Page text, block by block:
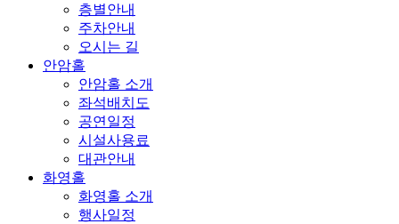
층별안내
주차안내
오시는 길
안암홀
안암홀 소개
좌석배치도
공연일정
시설사용료
대관안내
화영홀
화영홀 소개
행사일정